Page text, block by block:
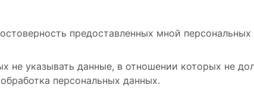
предоставленных мной
не указывать данные, в отношении которых не
персональных данных.